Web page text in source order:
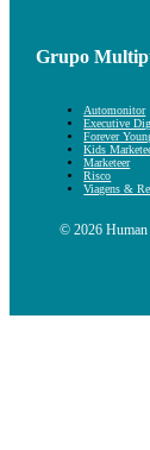
Grupo
Automonitor
Executive
Forever
Kids
Marketeer
Risco
Viagens &
© 2026 Human